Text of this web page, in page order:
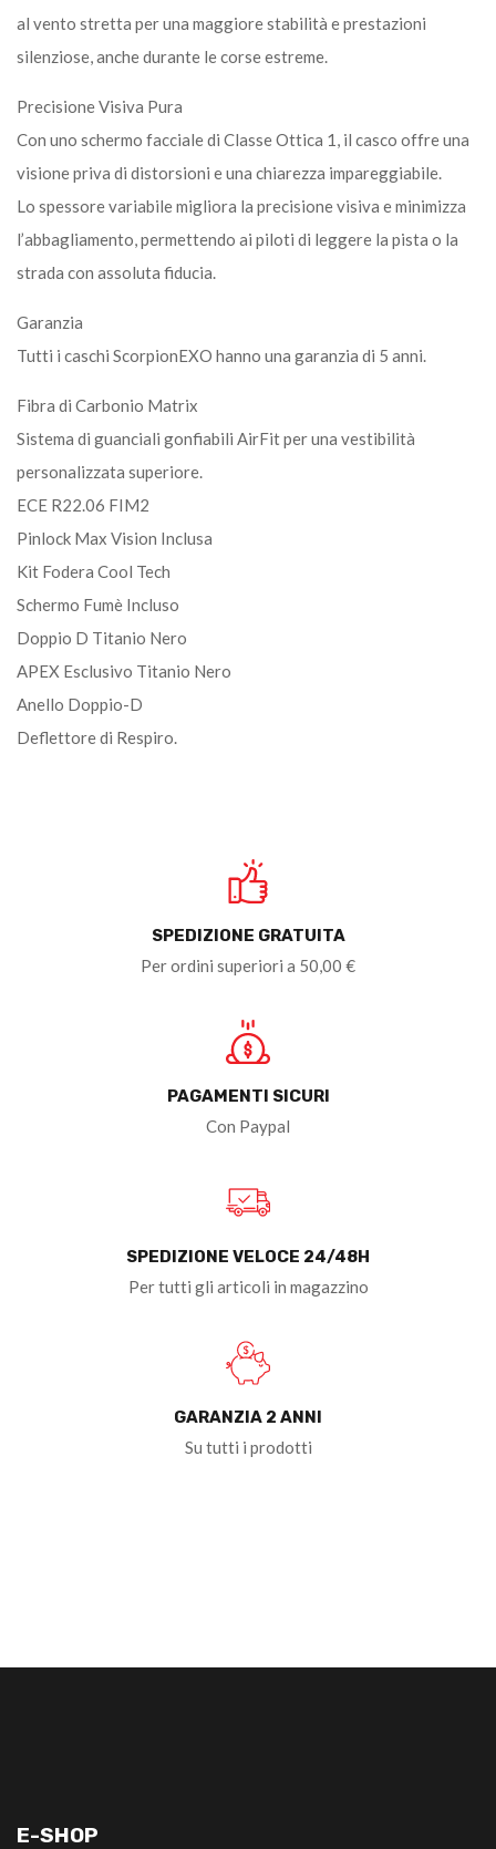
al vento stretta per una maggiore stabilità e prestazioni
silenziose, anche durante le corse estreme.
Precisione Visiva Pura
Con uno schermo facciale di Classe Ottica 1, il casco offre una
visione priva di distorsioni e una chiarezza impareggiabile.
Lo spessore variabile migliora la precisione visiva e minimizza
l’abbagliamento, permettendo ai piloti di leggere la pista o la
strada con assoluta fiducia.
Garanzia
Tutti i caschi ScorpionEXO hanno una garanzia di 5 anni.
Fibra di Carbonio Matrix
Sistema di guanciali gonfiabili AirFit per una vestibilità
personalizzata superiore.
ECE R22.06 FIM2
Pinlock Max Vision Inclusa
Kit Fodera Cool Tech
Schermo Fumè Incluso
Doppio D Titanio Nero
APEX Esclusivo Titanio Nero
Anello Doppio-D
Deflettore di Respiro.
SPEDIZIONE GRATUITA
Per ordini superiori a 50,00 €
PAGAMENTI SICURI
Con Paypal
SPEDIZIONE VELOCE 24/48H
Per tutti gli articoli in magazzino
GARANZIA 2 ANNI
Su tutti i prodotti
E-SHOP